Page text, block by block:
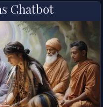
Chatbot